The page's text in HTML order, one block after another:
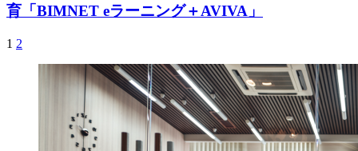
育「BIMNET eラーニング＋AVIVA」
投
1 2